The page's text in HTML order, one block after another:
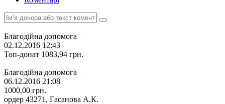
Благодійна допомога
02.12.2016 12:43
Топ-донат 1083,94 грн.
Благодійна допомога
06.12.2016 21:08
1000,00 грн.
ордер 43271, Гасанова А.К.